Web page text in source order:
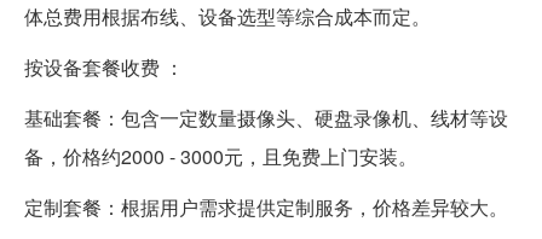
体总费用根据布线、设备选型等综合成本而定。
按设备套餐收费 ：
基础套餐：包含一定数量摄像头、硬盘录像机、线材等设
备，价格约2000 - 3000元，且免费上门安装。
定制套餐：根据用户需求提供定制服务，价格差异较大。